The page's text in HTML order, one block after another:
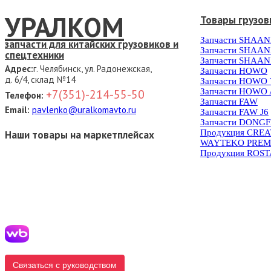
УРАЛКОМ
запчасти для китайских грузовиков и
спецтехники
Адрес:г. Челябинск, ул. Радонежская,
д. 6/4, склад №14
Телефон: +7(351)-214-55-50
Email: pavlenko@uralkomavto.ru
Наши товары на маркетплейсах
Связаться с руководством
Товары
Запчасти
Запчасти
Запчасти
Запчасти HOWO
Запчасти HOWO
Запчасти HOWO
Запчасти FAW
Запчасти FAW J6
Запчасти
Продукция
WAYTEKO
Продукция